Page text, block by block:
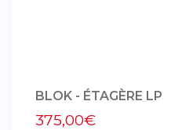
BLOK - ÉTAGÈRE LP
375,00€